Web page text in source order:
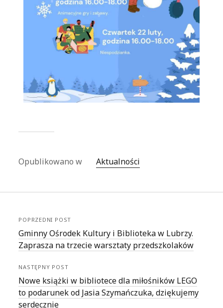
Opublikowano w Aktualności
POPRZEDNI POST
Gminny Ośrodek Kultury i Biblioteka w Lubrzy.
Zaprasza na trzecie warsztaty przedszkolaków
NASTĘPNY POST
Nowe książki w bibliotece dla miłośników LEGO
to podarunek od Jasia Szymańczuka, dziękujemy
serdecznie